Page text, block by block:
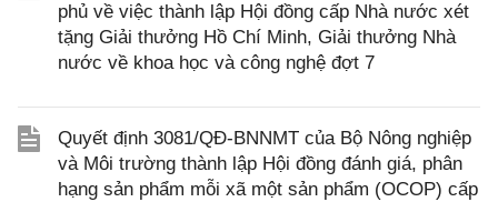
phủ về việc thành lập Hội đồng cấp Nhà nước xét
tặng Giải thưởng Hồ Chí Minh, Giải thưởng Nhà
nước về khoa học và công nghệ đợt 7
Quyết định 3081/QĐ-BNNMT của Bộ Nông nghiệp
và Môi trường thành lập Hội đồng đánh giá, phân
hạng sản phẩm mỗi xã một sản phẩm (OCOP) cấp